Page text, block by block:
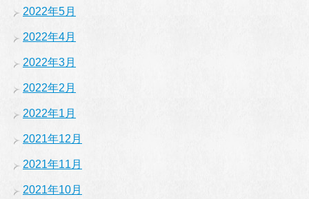
2022年5月
2022年4月
2022年3月
2022年2月
2022年1月
2021年12月
2021年11月
2021年10月